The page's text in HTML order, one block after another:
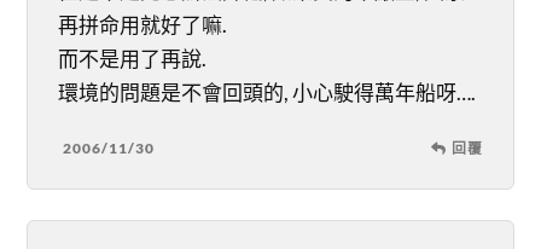
再拼命用就好了嘛.
而不是用了再說.
環境的問題是不會回頭的, 小心駛得萬年船呀….
2006/11/30 回覆